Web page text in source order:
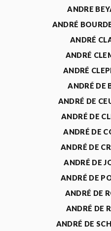
ANDRE
ANDRÉ
ANDRÉ
ANDRÉ
ANDRÉ
ANDRÉ DE
ANDRÉ DE
ANDRÉ DE
ANDRÉ DE
ANDRÉ DE
ANDRÉ DE
ANDRÉ DE
ANDRÉ DE
ANDRÉ DE
ANDRÉ DE